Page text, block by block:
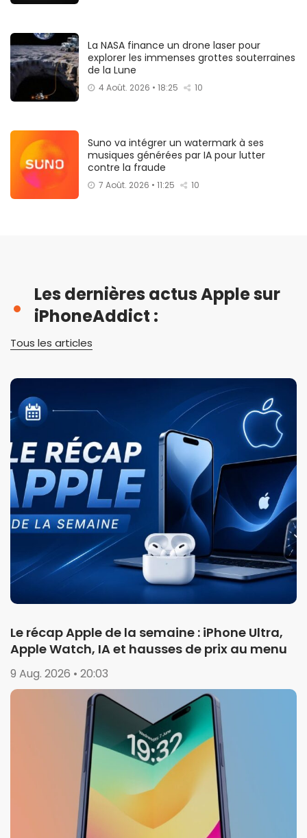
La NASA finance un drone laser pour
explorer les immenses grottes souterraines
de la Lune
4 Août. 2026 • 18:25 10
Suno va intégrer un watermark à ses
musiques générées par IA pour lutter
contre la fraude
7 Août. 2026 • 11:25 10
Les dernières actus Apple sur
iPhoneAddict :
Tous les articles
Le récap Apple de la semaine : iPhone Ultra,
Apple Watch, IA et hausses de prix au menu
9 Aug. 2026 • 20:03